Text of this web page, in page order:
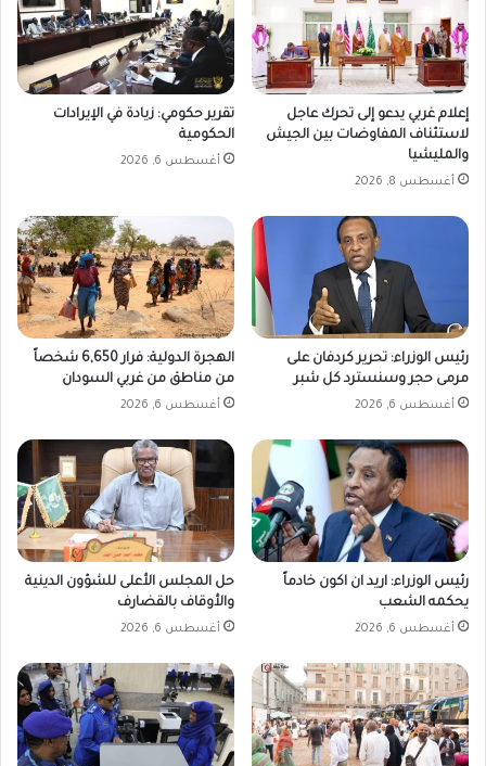
إعلام غربي يدعو إلى تحرك عاجل
لاستئناف المفاوضات بين الجيش
والمليشيا
أغسطس 8, 2026
تقرير حكومي: زيادة في الإيرادات
الحكومية
أغسطس 6, 2026
رئيس الوزراء: تحرير كردفان على
مرمى حجر وسنسترد كل شبر
أغسطس 6, 2026
الهجرة الدولية: فرار 6,650 شخصاً
من مناطق من غربي السودان
أغسطس 6, 2026
رئيس الوزراء: اريد ان اكون خادماً
يحكمه الشعب
أغسطس 6, 2026
حل المجلس الأعلى للشؤون الدينية
والأوقاف بالقضارف
أغسطس 6, 2026